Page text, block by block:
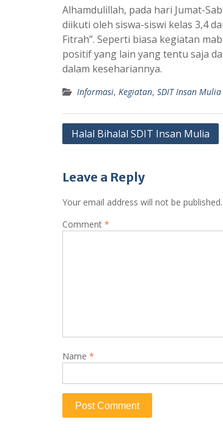
Alhamdulillah, pada hari Jumat-
diikuti oleh siswa-siswi kelas 3,4
Fitrah”. Seperti biasa kegiatan
positif yang lain yang tentu saja
dalam kesehariannya.
Informasi, Kegiatan, SDIT Insan Mulia
Post
Halal Bihalal SDIT Insan Mulia
Leave a Reply
Your email address will not be published.
Comment *
Name *